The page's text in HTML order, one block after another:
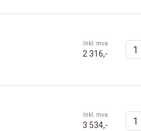
Inkl. mva
2 316,-
Inkl. mva
3 534,-